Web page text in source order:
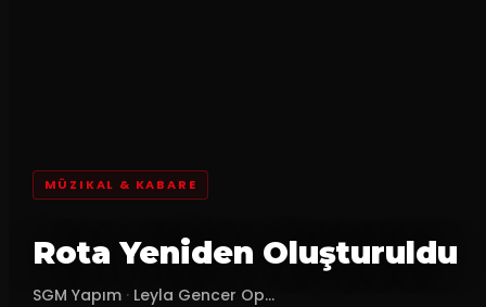
MÜZIKAL & KABARE
Rota Yeniden Oluşturuldu
SGM Yapım · Leyla Gencer Op...